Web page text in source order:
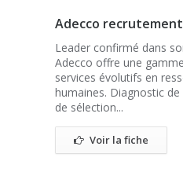
Adecco
Leader confirmé dans
Adecco offre une
services évolutifs en
humaines. Diagnostic
de sélection...
Voir la fiche